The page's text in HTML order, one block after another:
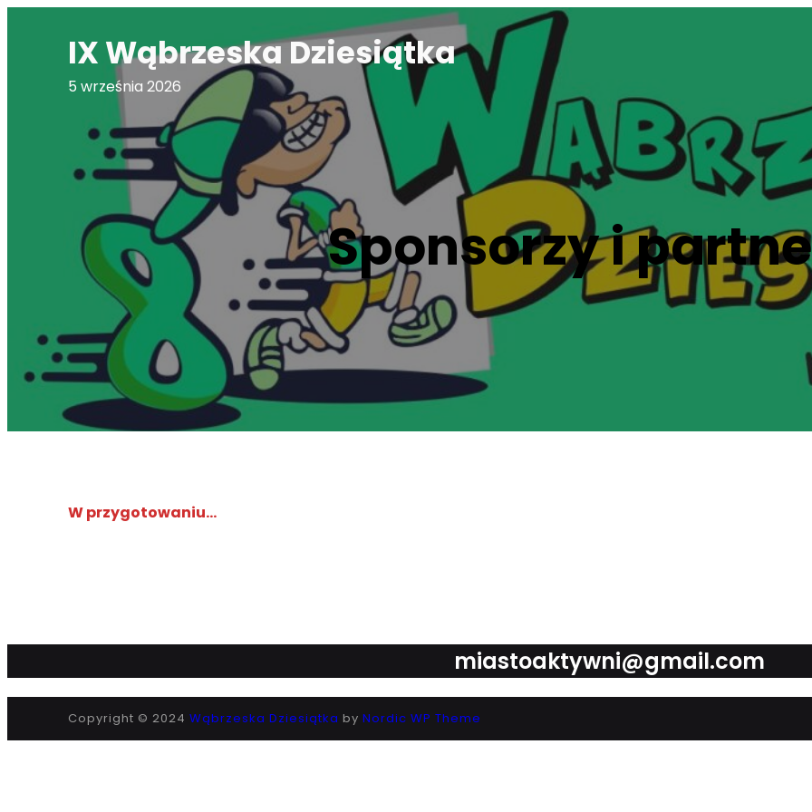
IX Wąbrzeska Dziesiątka
5 września 2026
Sponsorzy i
W przygotowaniu…
miastoaktywni@gmail.com
Copyright © 2024Wąbrzeska Dziesiątka byNordic WP Theme